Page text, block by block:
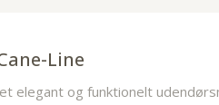
Line
elegant og funktionelt